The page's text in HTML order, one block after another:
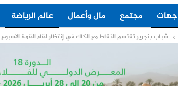
جهات مجتمع مال وأعمال عالم الرياضة
شباب بنجرير تقتسم النقاط مع الكاك في إنتظار لقاء القمة